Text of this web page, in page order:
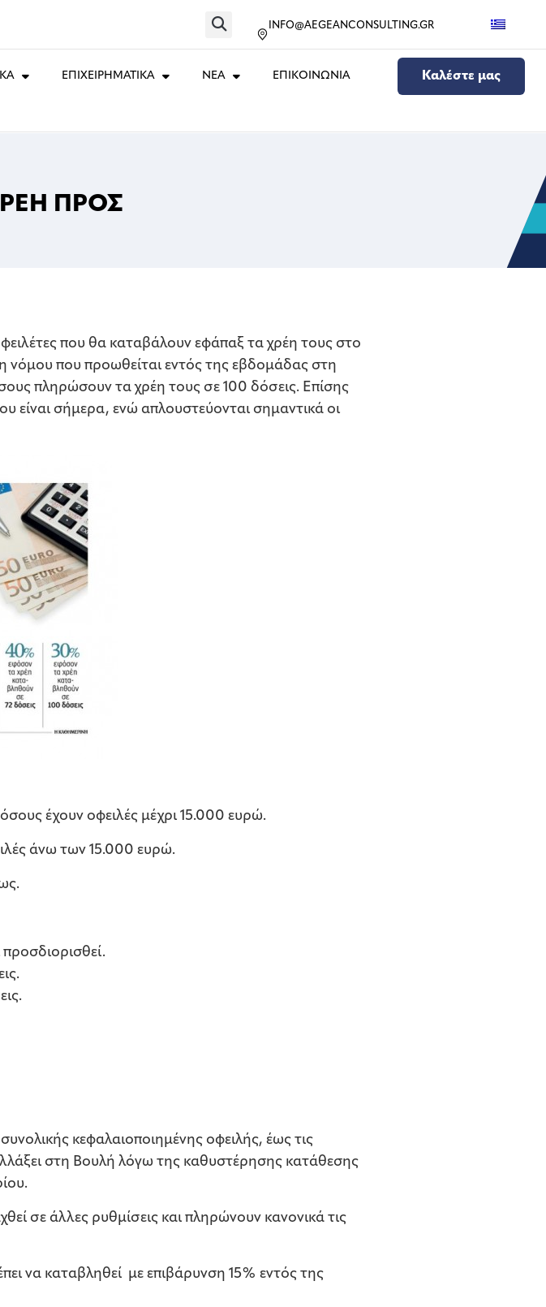
INFO@AEGEANCONSULTING.GR
ΕΠΙΧΕΙΡΗΜΑΤΙΚΑ ΝΕΑ ΕΠΙΚΟΙΝΩΝΙΑ Καλέστε μας
ΠΡΟΣ
που θα καταβάλουν εφάπαξ τα χρέη τους στο
νόμου που προωθείται εντός της εβδομάδας στη
πληρώσουν τα χρέη τους σε 100 δόσεις. Επίσης
είναι σήμερα, ενώ απλουστεύονται σημαντικά οι
έχουν οφειλές μέχρι 15.000 ευρώ.
άνω των 15.000 ευρώ.
κεφαλαιοποιημένης οφειλής, έως τις
στη Βουλή λόγω της καθυστέρησης κατάθεσης
σε άλλες ρυθμίσεις και πληρώνουν κανονικά τις
να καταβληθεί με επιβάρυνση 15% εντός της